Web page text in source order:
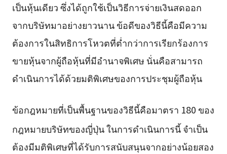
เป็นหุ้นเดียว ซึ่งได้ถูกใช้เป็นวิธีการจ่ายเงินสดออก
จากบริษัทมาอย่างยาวนาน ข้อดีของวิธีนี้คือมีความ
ต้องการในสิทธิการโหวตที่ต่ำกว่าการเรียกร้องการ
ขายหุ้นจากผู้ถือหุ้นที่มีอำนาจพิเศษ นั่นคือสามารถ
ดำเนินการได้ด้วยมติพิเศษของการประชุมผู้ถือหุ้น
ข้อกฎหมายที่เป็นพื้นฐานของวิธีนี้คือมาตรา 180 ของ
กฎหมายบริษัทของญี่ปุ่นในการดำเนินการนี้ จำเป็น
ต้องมีมติพิเศษที่ได้รับการสนับสนุนจากอย่างน้อยสอง